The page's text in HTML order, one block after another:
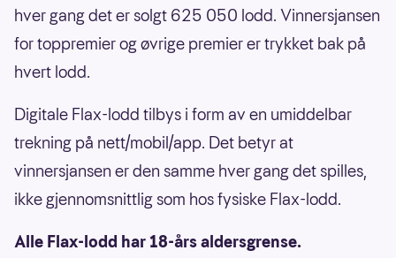
hver gang det er solgt 625 050 lodd. Vinnersjansen
for toppremier og øvrige premier er trykket bak på
hvert lodd.
Digitale Flax-lodd tilbys i form av en umiddelbar
trekning på nett/mobil/app. Det betyr at
vinnersjansen er den samme hver gang det spilles,
ikke gjennomsnittlig som hos fysiske Flax-lodd.
Alle Flax-lodd har 18-års aldersgrense.